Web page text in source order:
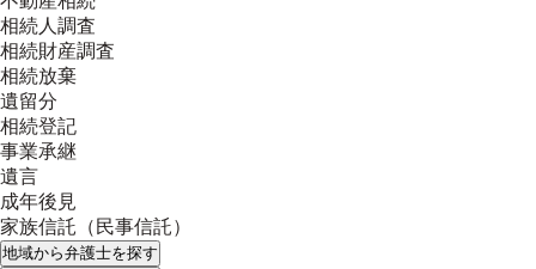
相続人調査
相続財産調査
相続放棄
遺留分
相続登記
事業承継
遺言
成年後見
家族信託（民事信託）
地域から弁護士を探す